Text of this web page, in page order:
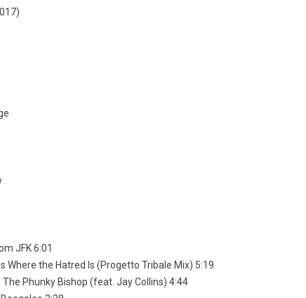
JFK 6:01
Where the Hatred Is (Progetto Tribale Mix) 5:19
Phunky Bishop (feat. Jay Collins) 4:44